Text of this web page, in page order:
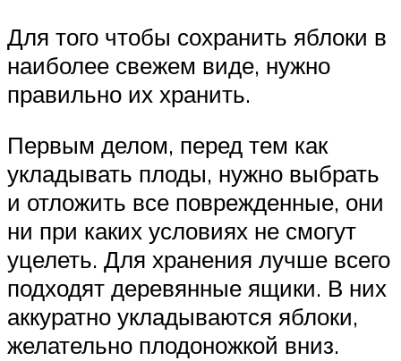
Для того чтобы сохранить яблоки в
наиболее свежем виде, нужно
правильно их хранить.
Первым делом, перед тем как
укладывать плоды, нужно выбрать
и отложить все поврежденные, они
ни при каких условиях не смогут
уцелеть. Для хранения лучше всего
подходят деревянные ящики. В них
аккуратно укладываются яблоки,
желательно плодоножкой вниз.